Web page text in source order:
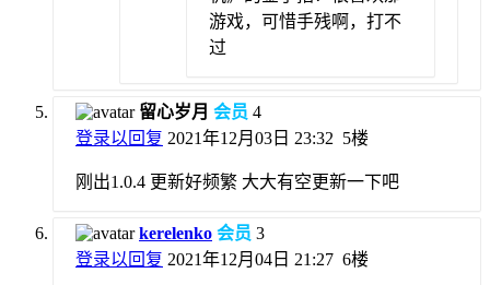
游戏，可惜手残啊，打不
过
留心岁月 会员 4
登录以回复 2021年12月03日 23:32 5楼
刚出1.0.4 更新好频繁 大大有空更新一下吧
kerelenko 会员 3
登录以回复 2021年12月04日 21:27 6楼